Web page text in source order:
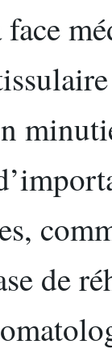
de